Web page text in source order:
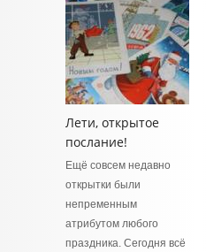
Лети, открытое
послание!
Ещё совсем недавно
открытки были
непременным
атрибутом любого
праздника. Сегодня всё